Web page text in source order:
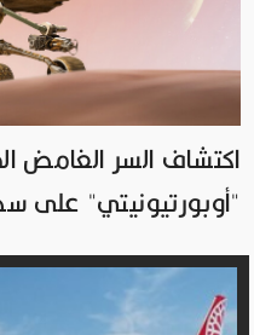
اكتشاف السر الغامض
"أوبورتيونيتي" على